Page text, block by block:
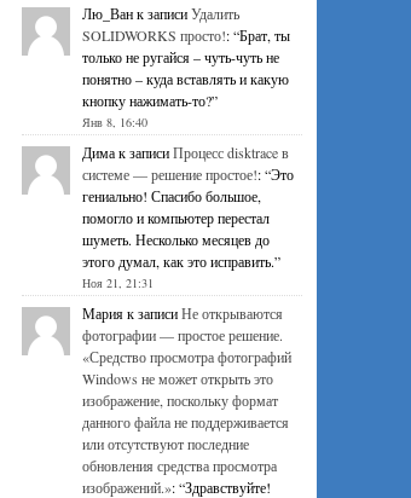
Лю_Ванк записиУдалить
SOLIDWORKS просто!: “Брат, ты
только не ругайся – чуть-чуть не
понятно – куда вставлять и какую
кнопку нажимать-то?”
Янв 8, 16:40
Димак записиПроцесс disktrace в
системе — решение простое!: “Это
гениально! Спасибо большое,
помогло и компьютер перестал
шуметь. Несколько месяцев до
этого думал, как это исправить.”
Ноя 21, 21:31
Марияк записиНе открываются
фотографии — простое решение.
«Средство просмотра фотографий
Windows не может открыть это
изображение, поскольку формат
данного файла не поддерживается
или отсутствуют последние
обновления средства просмотра
изображений.»: “Здравствуйте!